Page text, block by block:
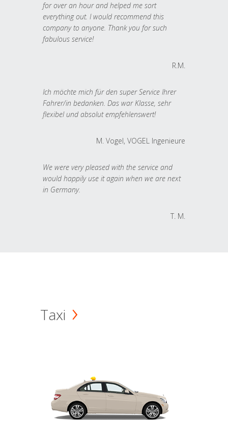
for over an hour and helped me sort
everything out. I would recommend this
company to anyone. Thank you for such
fabulous service!
R.M.
Ich möchte mich für den super Service Ihrer
Fahrer/in bedanken. Das war Klasse, sehr
flexibel und absolut empfehlenswert!
M. Vogel, VOGEL Ingenieure
We were very pleased with the service and
would happily use it again when we are next
in Germany.
T. M.
Taxi